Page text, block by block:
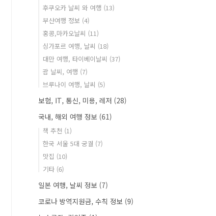
후쿠오카 날씨 와 여행 (13)
부산여행 정보 (4)
홍콩,마카오날씨 (11)
싱가포르 여행, 날씨 (18)
대만 여행, 타이베이날씨 (37)
괌 날씨, 여행 (7)
브루나이 여행, 날씨 (5)
보험, IT, 통신, 미용, 레저 (28)
국내, 해외 여행 정보 (61)
책 추천 (1)
한국 서울 5대 궁궐 (7)
맛집 (10)
기타 (6)
일본 여행, 날씨 정보 (7)
코로나 방역지원금, 수칙 정보 (9)